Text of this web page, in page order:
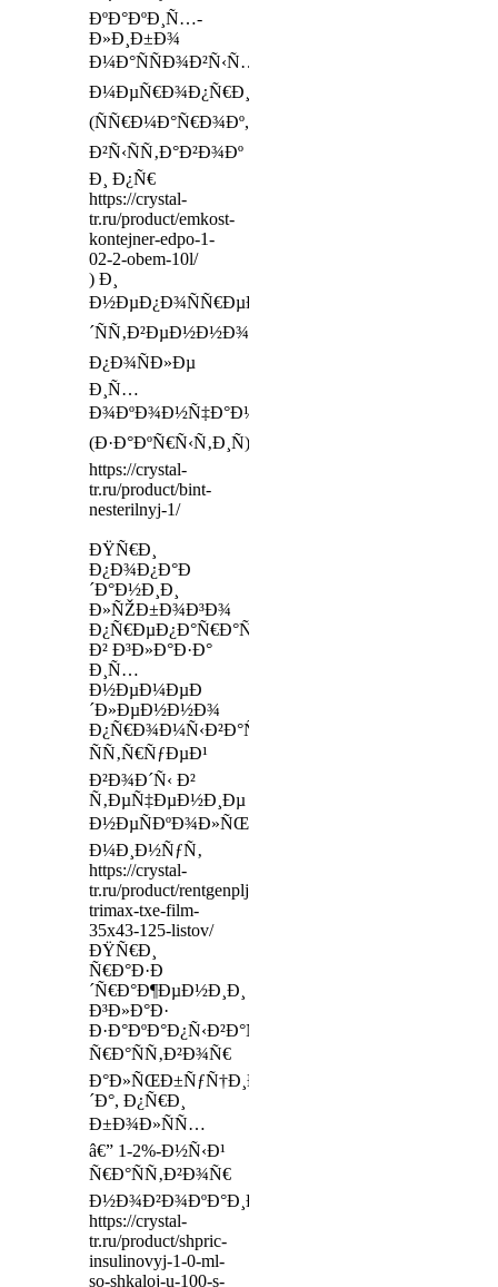
ÐºÐ°ÐºÐ¸Ñ…-
Ð»Ð¸Ð±Ð¾
Ð¼Ð°ÑÑÐ¾Ð²Ñ‹Ñ…
Ð¼ÐµÑ€Ð¾Ð¿Ñ€Ð¸ÑÑ‚Ð¸Ð¹
(ÑÑ€Ð¼Ð°Ñ€Ð¾Ðº,
Ð²Ñ‹ÑÑ‚Ð°Ð²Ð¾Ðº
Ð¸ Ð¿Ñ€
https://crystal-
tr.ru/product/emkost-
kontejner-edpo-1-
02-2-obem-10l/
) Ð¸
Ð½ÐµÐ¿Ð¾ÑÑ€ÐµÐ
´ÑÑ‚Ð²ÐµÐ½Ð½Ð¾
Ð¿Ð¾ÑÐ»Ðµ
Ð¸Ñ…
Ð¾ÐºÐ¾Ð½Ñ‡Ð°Ð½Ð¸Ñ
(Ð·Ð°ÐºÑ€Ñ‹Ñ‚Ð¸Ñ)
https://crystal-
tr.ru/product/bint-
nesterilnyj-1/
ÐŸÑ€Ð¸
Ð¿Ð¾Ð¿Ð°Ð
´Ð°Ð½Ð¸Ð¸
Ð»ÑŽÐ±Ð¾Ð³Ð¾
Ð¿Ñ€ÐµÐ¿Ð°Ñ€Ð°Ñ‚Ð°
Ð² Ð³Ð»Ð°Ð·Ð°
Ð¸Ñ…
Ð½ÐµÐ¼ÐµÐ
´Ð»ÐµÐ½Ð½Ð¾
Ð¿Ñ€Ð¾Ð¼Ñ‹Ð²Ð°ÑŽÑ‚
ÑÑ‚Ñ€ÑƒÐµÐ¹
Ð²Ð¾Ð´Ñ‹ Ð²
Ñ‚ÐµÑ‡ÐµÐ½Ð¸Ðµ
Ð½ÐµÑÐºÐ¾Ð»ÑŒÐºÐ¸Ñ…
Ð¼Ð¸Ð½ÑƒÑ‚
https://crystal-
tr.ru/product/rentgenpljonka-
trimax-txe-film-
35x43-125-listov/
ÐŸÑ€Ð¸
Ñ€Ð°Ð·Ð
´Ñ€Ð°Ð¶ÐµÐ½Ð¸Ð¸
Ð³Ð»Ð°Ð·
Ð·Ð°ÐºÐ°Ð¿Ñ‹Ð²Ð°ÑŽÑ‚
Ñ€Ð°ÑÑ‚Ð²Ð¾Ñ€
Ð°Ð»ÑŒÐ±ÑƒÑ†Ð¸Ð
´Ð°, Ð¿Ñ€Ð¸
Ð±Ð¾Ð»ÑÑ…
â€” 1-2%-Ð½Ñ‹Ð¹
Ñ€Ð°ÑÑ‚Ð²Ð¾Ñ€
Ð½Ð¾Ð²Ð¾ÐºÐ°Ð¸Ð½Ð°
https://crystal-
tr.ru/product/shpric-
insulinovyj-1-0-ml-
so-shkaloj-u-100-s-